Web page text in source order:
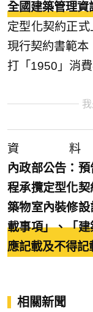
全國建築管理資
定型化契約正
現行契約書範本
打「1950」消
資
內政部公告：
程承攬定型化
築物室內裝修
載事項」、「
應記載及不得記
相關新聞